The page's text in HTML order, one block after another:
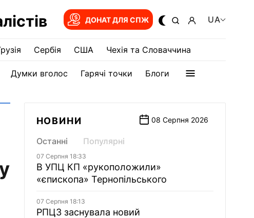
ДОНАТ ДЛЯ СПЖ UA
Сербія США Чехія та Словаччина
Думки вголос Гарячі точки Блоги
НОВИНИ 08 Серпня 2026
Останні Популярні
07 Серпня 18:33
В УПЦ КП «рукоположили»
«єпископа» Тернопільського
07 Серпня 18:13
РПЦЗ заснувала новий